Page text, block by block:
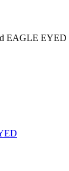
EAGLE EYED